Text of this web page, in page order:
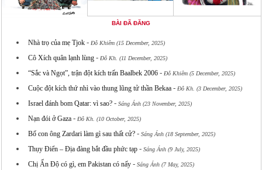
BÀI ĐÃ ĐĂNG
Nhà trọ của mẹ Tjok- Đỗ Khiêm (15 December, 2025)
Cô Xích quân lạnh lùng- Đỗ Kh. (11 December, 2025)
“Sắc và Ngọt”, trận đột kích trấn Baalbek 2006- Đỗ Khiêm (5 December, 2025)
Cuộc đột kích thứ nhì vào thung lũng tử thần Bekaa- Đỗ Kh. (3 December, 2025)
Israel đánh bom Qatar: vì sao?- Sáng Ánh (23 November, 2025)
Nạn đói ở Gaza- Đỗ Kh. (10 October, 2025)
Bố con ông Zardari làm gì sau thất cử?- Sáng Ánh (18 September, 2025)
Thụy Điển – Địa đàng bắt đầu phức tạp- Sáng Ánh (9 July, 2025)
Chị Ấn Độ có gì, em Pakistan có nấy- Sáng Ánh (7 May, 2025)